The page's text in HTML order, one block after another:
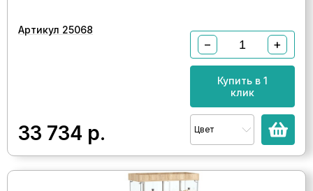
Артикул 25068
33 734 р.
− +
Купить в 1
клик
Цвет